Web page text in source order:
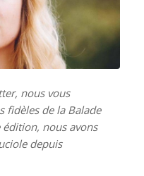
nous vous
fidèles de la Balade
nous avons
depuis